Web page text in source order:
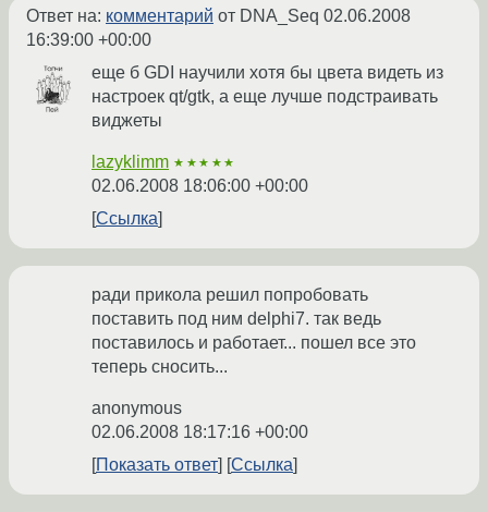
Ответ на: комментарий от DNA_Seq 02.06.2008
16:39:00 +00:00
еще б GDI научили хотя бы цвета видеть из
настроек qt/gtk, а еще лучше подстраивать
виджеты
lazyklimm ★★★★★
02.06.2008 18:06:00 +00:00
Ссылка
ради прикола решил попробовать
поставить под ним delphi7. так ведь
поставилось и работает... пошел все это
теперь сносить...
anonymous
02.06.2008 18:17:16 +00:00
Показать ответ
Ссылка